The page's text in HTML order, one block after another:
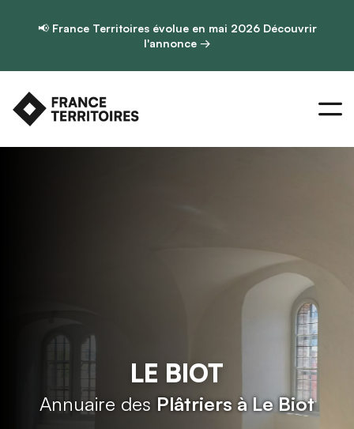
📢 France Territoires évolue en mai 2026 Découvrir
l'annonce →
LE BIOT
Annuaire des Plâtriers à Le Biot